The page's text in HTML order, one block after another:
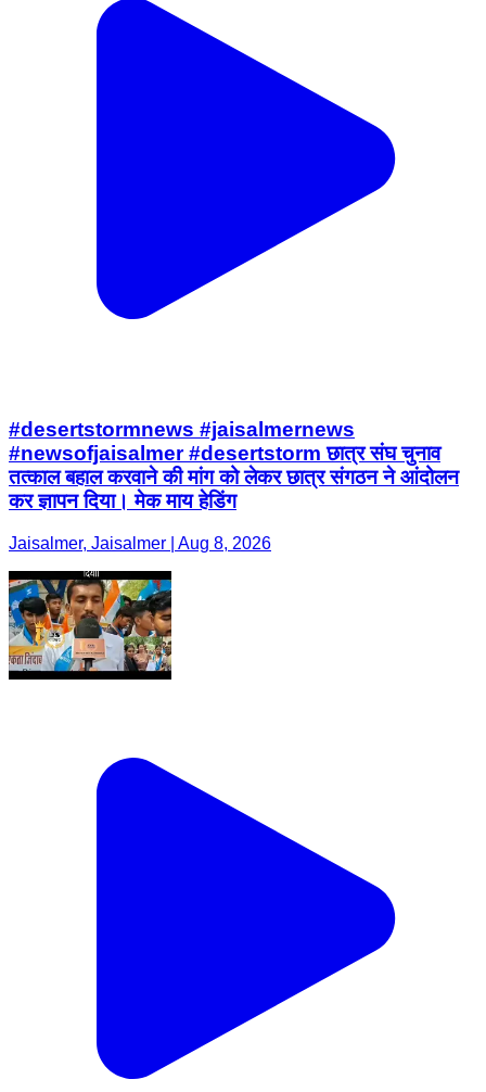
#desertstormnews #jaisalmernews
#newsofjaisalmer #desertstorm छात्र संघ चुनाव
तत्काल बहाल करवाने की मांग को लेकर छात्र संगठन ने आंदोलन
कर ज्ञापन दिया। मेक माय हेडिंग
Jaisalmer, Jaisalmer | Aug 8, 2026